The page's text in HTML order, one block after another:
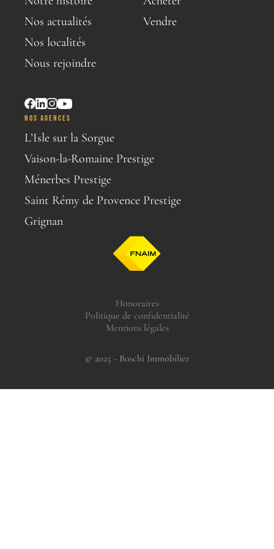
Nos actualités
Nos localités
Nous rejoindre
Vendre
NOS AGENCES
L’Isle sur la Sorgue
Vaison-la-Romaine Prestige
Ménerbes Prestige
Saint Rémy de Provence Prestige
Grignan
Honoraires
Politique de confidentialité
Mentions légales
© 2025 - Boschi Immobilier